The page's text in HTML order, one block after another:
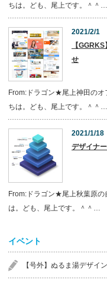
ちは。ども、尾上です。＾＾…
2021/2/1
【
せ
From:ドラゴン★尾上神田のオ
ちは。ども、尾上です。＾＾…
2021/1/18
デザイナ
From:ドラゴン★尾上秋葉原の
は。ども、尾上です。＾＾…
イベント
【号外】ぬるま湯デザイ